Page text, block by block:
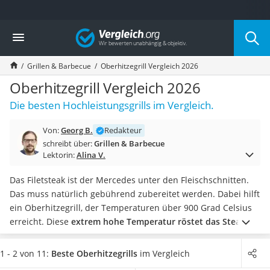
Die beliebtesten Vergleiche nach Kategorie
Baumarkt
Tresor feuerfest
Makita-Akku-Rasenmäher
Kappsäge
Smartes Türschloss
Akku-Rasentrimmer
Feuchtigkeitsmessgerät
Split-Klimaanlage 2 Innengeräte
Pelletofen
Tiefbrunnenpumpe
Fliesenschneider
Hochdruckreiniger
Doppelschleifer
Überwachungskamera
Benzinrasenmäher mit Elektrostart
Vergleich
Grillen & Barbecue Oberhitzegrill Vergleich 2026
Oberhitzegrill Vergleich 2026
Die besten Hochleistungsgrills im Vergleich.
Von:Georg B.
Redakteur
schreibt über:Grillen & Barbecue
Lektorin:Alina V.
Das Filetsteak ist der Mercedes unter den Fleischschnitten.
Das muss natürlich gebührend zubereitet werden. Dabei hilft
ein Oberhitzegrill, der Temperaturen über 900 Grad Celsius
erreicht. Diese extrem hohe Temperatur röstet das Steak
zur Perfektion, das Äußere bildet eine wunderbar gebräunte
Kruste, während das Innere des Steaks saftig zart bleibt.
Ein
1 - 2 von 11: Beste Oberhitzegrills im Vergleich